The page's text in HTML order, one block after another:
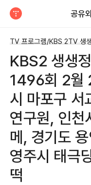
공유
TV 프로그램/KBS 2TV 생
KBS2 생생
1496회 2월
시 마포구 서
연구원, 인천
메, 경기도
영주시 태극
떡